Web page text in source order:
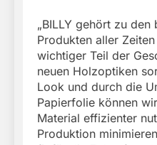
„BILLY gehört zu den
Produkten aller
wichtiger Teil der
neuen Holzoptiken
Look und durch die
Papierfolie können
Material effizienter
Produktion